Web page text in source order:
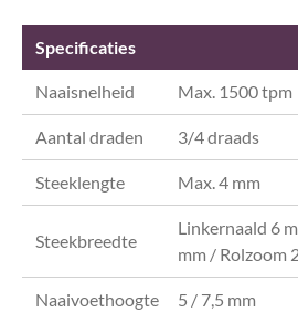
Specificaties
Naaisnelheid Max. 1500 tpm
Aantal draden 3/4 draads
Steeklengte Max. 4 mm
Steekbreedte
Linkernaald 6
mm / Rolzoom
Naaivoethoogte 5 / 7,5 mm